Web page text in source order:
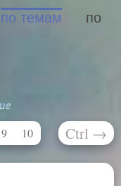
по темам
по
9 10 Ctrl →